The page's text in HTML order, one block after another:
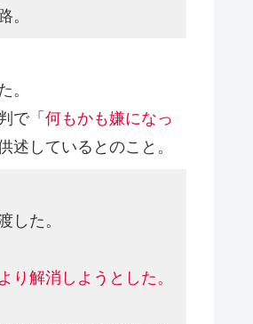
。
。
で「 何もかも嫌になっ
述しているとのこと。
した。
り解消しようとした。